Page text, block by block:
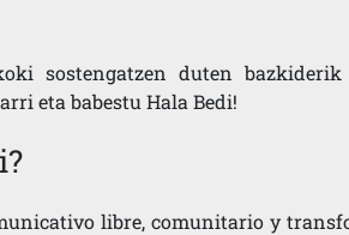
sostengatzen duten
eta babestu Hala Bedi!
libre, comunitario y